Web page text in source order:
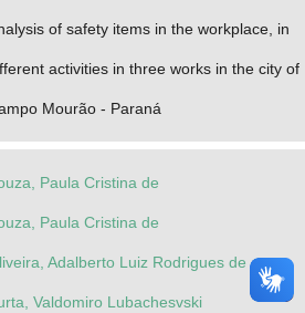
of safety items in the workplace, in
activities in three works in the city of
Mourão - Paraná
Paula Cristina de
Paula Cristina de
Adalberto Luiz Rodrigues de
Valdomiro Lubachesvski